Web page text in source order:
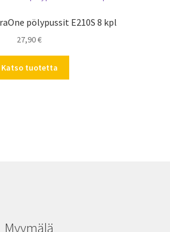
pölypussit E210S 8 kpl
27,90€
Katso tuotetta
Myymälä